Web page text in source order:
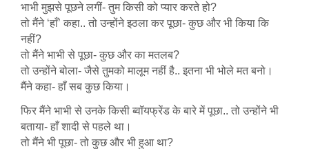
भाभी मुझसे पूछने लगीं- तुम किसी को प्यार करते हो?
तो मैंने ‘हाँ’ कहा.. तो उन्होंने इठला कर पूछा- कुछ और भी किया कि
नहीं?
तो मैंने भाभी से पूछा- कुछ और का मतलब?
तो उन्होंने बोला- जैसे तुमको मालूम नहीं है.. इतना भी भोले मत बनो।
मैंने कहा- हाँ सब कुछ किया।
फिर मैंने भाभी से उनके किसी ब्वॉयफ्रेंड के बारे में पूछा.. तो उन्होंने भी
बताया- हाँ शादी से पहले था।
तो मैंने भी पूछा- तो कुछ और भी हुआ था?